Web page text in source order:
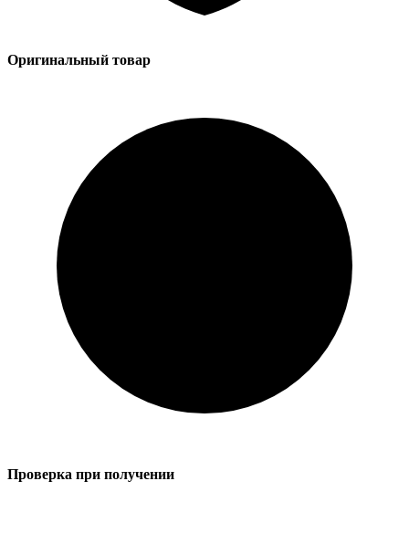
Оригинальный товар
Проверка при получении